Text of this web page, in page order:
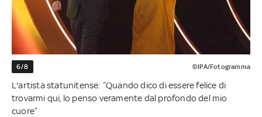
6/8 ©IPA/Fotogramma
L'artista statunitense: “Quando dico di essere felice di
trovarmi qui, lo penso veramente dal profondo del mio
cuore”